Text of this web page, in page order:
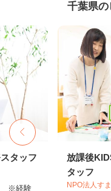
千葉県の
タッフ
※経験
放課後
タッフ
NPO法人す